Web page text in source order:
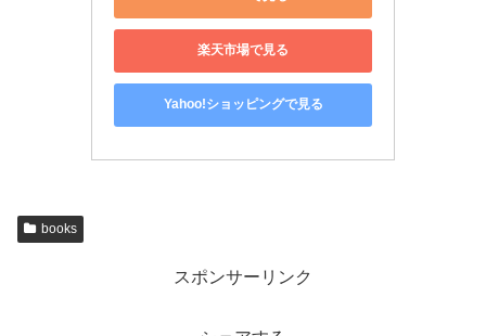
楽天市場で見る
Yahoo!ショッピングで見る
books
スポンサーリンク